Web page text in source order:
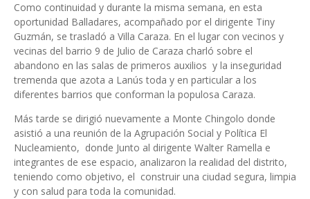
Como continuidad y durante la misma semana, en esta
oportunidad Balladares, acompañado por el dirigente Tiny
Guzmán, se trasladó a Villa Caraza. En el lugar con vecinos y
vecinas del barrio 9 de Julio de Caraza charló sobre el
abandono en las salas de primeros auxilios y la inseguridad
tremenda que azota a Lanús toda y en particular a los
diferentes barrios que conforman la populosa Caraza.
Más tarde se dirigió nuevamente a Monte Chingolo donde
asistió a una reunión de la Agrupación Social y Política El
Nucleamiento, donde Junto al dirigente Walter Ramella e
integrantes de ese espacio, analizaron la realidad del distrito,
teniendo como objetivo, el construir una ciudad segura, limpia
y con salud para toda la comunidad.